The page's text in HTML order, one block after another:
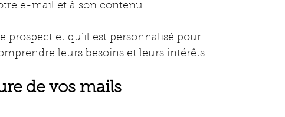
e-mail et à son contenu.
prospect et qu’il est personnalisé pour
leurs besoins et leurs intérêts.
de vos mails